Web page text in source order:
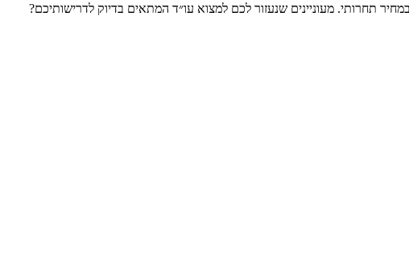
תחרותי. מעוניינים שנעזור לכם למצוא עו״ד המתאים בדיוק לדרישותיכם?